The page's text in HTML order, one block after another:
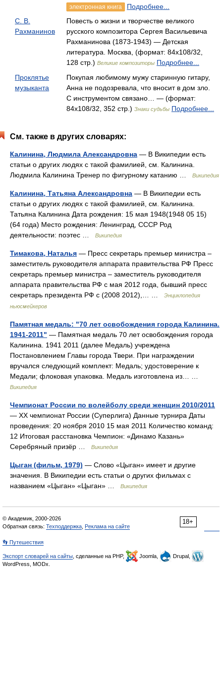
электронная книга
Подробнее...
С. В.
Рахманинов
Повесть о жизни и творчестве великого
русского композитора Сергея Васильевича
Рахманинова (1873-1943) — Детская
литература. Москва, (формат: 84x108/32,
128 стр.) Великие композиторы Подробнее...
Проклятье
музыканта
Покупая любимому мужу старинную гитару,
Анна не подозревала, что вносит в дом зло.
С инструментом связано… — (формат:
84x108/32, 352 стр.) Знаки судьбы Подробнее...
См. также в других словарях:
Калинина, Людмила Александровна — В Википедии есть
статьи о других людях с такой фамилией, см. Калинина.
Людмила Калинина Тренер по фигурному катанию …
Википедия
Калинина, Татьяна Александровна — В Википедии есть
статьи о других людях с такой фамилией, см. Калинина.
Татьяна Калинина Дата рождения: 15 мая 1948(1948 05 15)
(64 года) Место рождения: Ленинград, СССР Род
деятельности: поэтес …
Википедия
Тимакова, Наталья — Пресс секретарь премьер министра –
заместитель руководителя аппарата правительства РФ Пресс
секретарь премьер министра – заместитель руководителя
аппарата правительства РФ с мая 2012 года, бывший пресс
секретарь президента РФ с (2008 2012),… …
Энциклопедия
ньюсмейкеров
Памятная медаль: "70 лет освобождения города Калинина.
1941-2011" — Памятная медаль 70 лет освобождения города
Калинина. 1941 2011 (далее Медаль) учреждена
Постановлением Главы города Твери. При награждении
вручался следующий комплект: Медаль; удостоверение к
Медали; флоковая упаковка. Медаль изготовлена из… …
Википедия
Чемпионат России по волейболу среди женщин 2010/2011
— XX чемпионат России (Суперлига) Данные турнира Даты
проведения: 20 ноября 2010 15 мая 2011 Количество команд:
12 Итоговая расстановка Чемпион: «Динамо Казань»
Серебряный призёр …
Википедия
Цыган (фильм, 1979) — Слово «Цыган» имеет и другие
значения. В Википедии есть статьи о других фильмах с
названием «Цыган» «Цыган» …
Википедия
18+
© Академик, 2000-2026
Обратная связь: Техподдержка Реклама на сайте
👣 Путешествия
Экспорт словарей на сайты , сделанные на PHP, Joomla,
Drupal,
WordPress, MODx.